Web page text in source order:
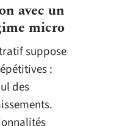
avec un
micro
suppose
:
des